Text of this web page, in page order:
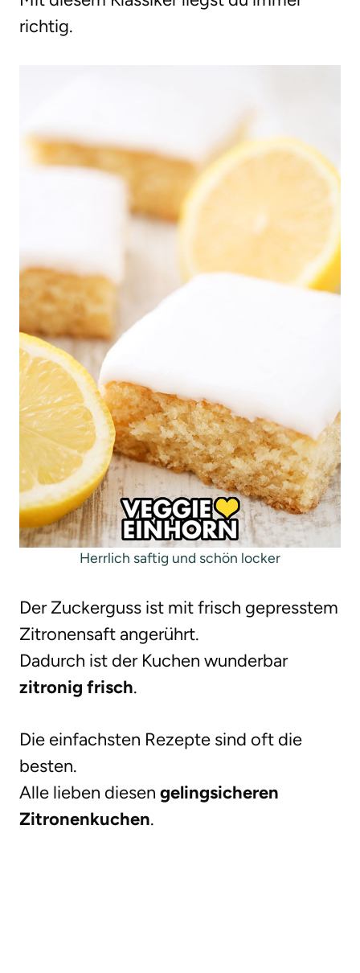
richtig.
Herrlich saftig und schön locker
Der Zuckerguss ist mit frisch gepresstem
Zitronensaft angerührt.
Dadurch ist der Kuchen wunderbar
zitronig frisch.
Die einfachsten Rezepte sind oft die
besten.
Alle lieben diesen gelingsicheren
Zitronenkuchen.